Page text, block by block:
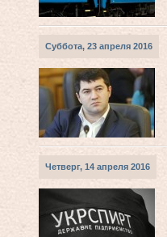
Суббота, 23 апреля 2016
Четверг, 14 апреля 2016